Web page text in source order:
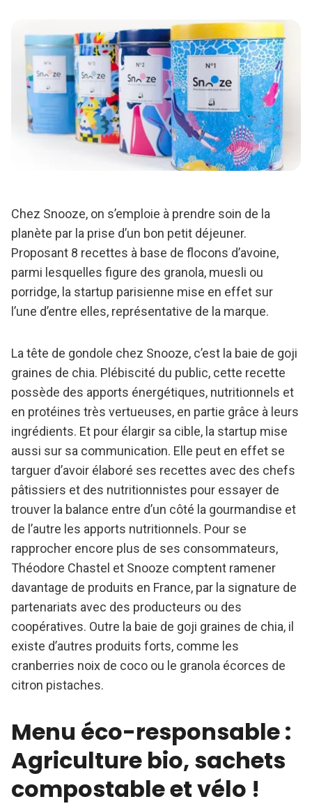
Chez Snooze, on s’emploie à prendre soin de la
planète par la prise d’un bon petit déjeuner.
Proposant 8 recettes à base de flocons d’avoine,
parmi lesquelles figure des granola, muesli ou
porridge, la startup parisienne mise en effet sur
l’une d’entre elles, représentative de la marque.
La tête de gondole chez Snooze, c’est la baie de goji
graines de chia. Plébiscité du public, cette recette
possède des apports énergétiques, nutritionnels et
en protéines très vertueuses, en partie grâce à leurs
ingrédients. Et pour élargir sa cible, la startup mise
aussi sur sa communication. Elle peut en effet se
targuer d’avoir élaboré ses recettes avec des chefs
pâtissiers et des nutritionnistes pour essayer de
trouver la balance entre d’un côté la gourmandise et
de l’autre les apports nutritionnels. Pour se
rapprocher encore plus de ses consommateurs,
Théodore Chastel et Snooze comptent ramener
davantage de produits en France, par la signature de
partenariats avec des producteurs ou des
coopératives. Outre la baie de goji graines de chia, il
existe d’autres produits forts, comme les
cranberries noix de coco ou le granola écorces de
citron pistaches.
Menu éco-responsable :
Agriculture bio, sachets
compostable et vélo !